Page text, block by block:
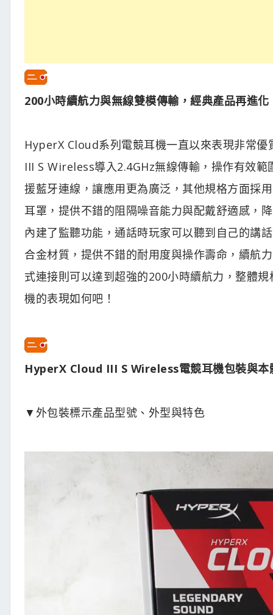
200小時續航力與無線雙模傳輸，經典產品再進化
HyperX Cloud系列電競耳機一直以來表現非常
III S Wireless導入2.4GHz無線傳輸，操作有效
援藍牙連線，讓應用更為廣泛，其他規格方面採
耳罩，提供不錯的阻隔噪音能力與配戴舒適感，
內建了監聽功能，通話時玩家可以聽到自己的講
合金材質，提供不錯的耐用度與操作壽命，續航
式連接則可以達到超強的200小時續航力，整體
機的表現如何吧！
HyperX Cloud III S Wireless電競耳機包裝與本
▼外包裝標示產品型號、外型與特色